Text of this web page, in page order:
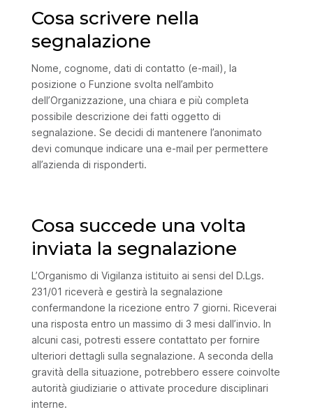
Cosa scrivere nella
segnalazione
Nome, cognome, dati di contatto (e-mail), la
posizione o Funzione svolta nell’ambito
dell’Organizzazione, una chiara e più completa
possibile descrizione dei fatti oggetto di
segnalazione. Se decidi di mantenere l’anonimato
devi comunque indicare una e-mail per permettere
all’azienda di risponderti.
Cosa succede una volta
inviata la segnalazione
L’Organismo di Vigilanza istituito ai sensi del D.Lgs.
231/01 riceverà e gestirà la segnalazione
confermandone la ricezione entro 7 giorni. Riceverai
una risposta entro un massimo di 3 mesi dall’invio. In
alcuni casi, potresti essere contattato per fornire
ulteriori dettagli sulla segnalazione. A seconda della
gravità della situazione, potrebbero essere coinvolte
autorità giudiziarie o attivate procedure disciplinari
interne.